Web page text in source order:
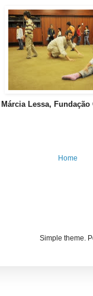
Lessa,
Home
Simple theme.